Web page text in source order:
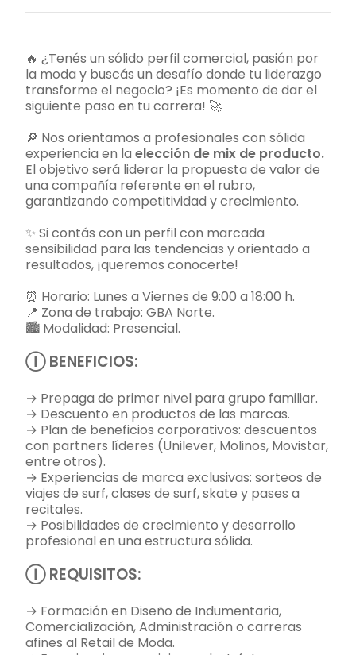
🔥 ¿Tenés un sólido perfil comercial, pasión por
la moda y buscás un desafío donde tu liderazgo
transforme el negocio? ¡Es momento de dar el
siguiente paso en tu carrera! 🚀
🔎 Nos orientamos a profesionales con sólida
experiencia en la elección de mix de producto.
El objetivo será liderar la propuesta de valor de
una compañía referente en el rubro,
garantizando competitividad y crecimiento.
✨ Si contás con un perfil con marcada
sensibilidad para las tendencias y orientado a
resultados, ¡queremos conocerte!
⏰ Horario: Lunes a Viernes de 9:00 a 18:00 h.
📍 Zona de trabajo: GBA Norte.
🏙️ Modalidad: Presencial.
Ⓘ BENEFICIOS:
→ Prepaga de primer nivel para grupo familiar.
→ Descuento en productos de las marcas.
→ Plan de beneficios corporativos: descuentos
con partners líderes (Unilever, Molinos, Movistar,
entre otros).
→ Experiencias de marca exclusivas: sorteos de
viajes de surf, clases de surf, skate y pases a
recitales.
→ Posibilidades de crecimiento y desarrollo
profesional en una estructura sólida.
Ⓘ REQUISITOS:
→ Formación en Diseño de Indumentaria,
Comercialización, Administración o carreras
afines al Retail de Moda.